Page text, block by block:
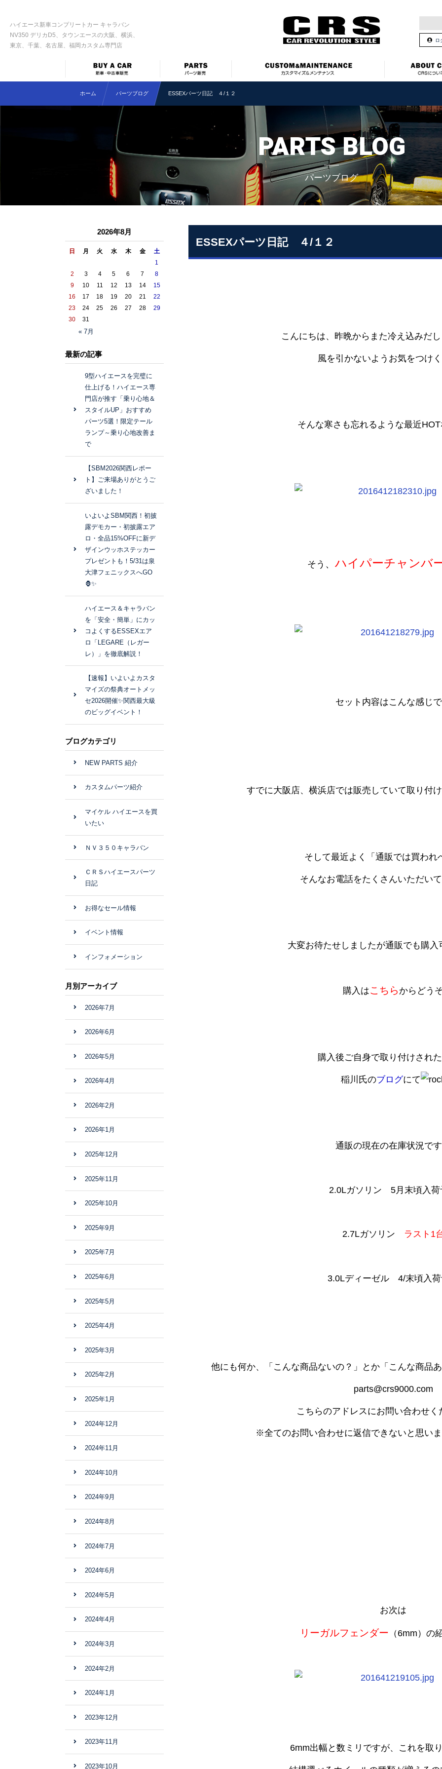
ハイエース新車コンプリートカー キャラバン
NV350 デリカD5、タウンエースの大阪、横浜、
東京、千葉、名古屋、福岡カスタム専門店
ロ
ホーム パーツブログ ESSEXパーツ日記 ４/１２
PARTS BLOG
パーツブログ
ESSEXパーツ日記 ４/１２
こんにちは、昨晩からまた冷え込みだ
風を引かないようお気をつけ
そんな寒さも忘れるような最近
そう 、 ハイパーチャンバ
セット内容はこんな感じ
すでに大阪店、横浜店では販売していて取り付
そして最近よく「通販では買われ
そんなお電話をたくさんいただい
大変お待たせしましたが通販でも購入
購入はこちらからどう
購入後ご自身で取り付けされ
稲川氏のブログにて
通販の現在の在庫状況で
2.0Lガソリン 5月末頃入荷
2.7Lガソリン ラスト1
3.0Lディーゼル 4/末頃入
他にも何か、「こんな商品ないの？」とか「こんな商品
parts@crs9000.com
こちらのアドレスにお問い合わせく
※全てのお問い合わせに返信できないと思い
お次は
リーガルフェンダー （6mm）の
6mm出幅と数ミリですが、これを取
2026年8月
日 月 火 水 木 金 土
« 7月
1
2
3 4 5 6 7
8
9
10 11 12 13 14
15
16
17 18 19 20 21
22
23
24 25 26 27 28
29
30
31
最新の記事
9型ハイエースを完璧に
仕上げる！ハイエース専
門店が推す「乗り心地＆
スタイルUP」おすすめ
パーツ5選！限定テール
ランプ～乗り心地改善ま
で
【SBM2026関西レポー
ト】ご来場ありがとうご
ざいました！
いよいよSBM関西！初披
露デモカー・初披露エア
ロ・全品15%OFFに新デ
ザインウッホステッカー
プレゼントも！5/31は泉
大津フェニックスへGO
🦍✨
ハイエース＆キャラバン
を「安全・簡単」にカッ
コよくするESSEXエア
ロ「LEGARE（レガー
レ）」を徹底解説！
【速報】いよいよカスタ
マイズの祭典オートメッ
セ2026開催✨関西最大級
のビッグイベント！
ブログカテゴリ
NEW PARTS 紹介
カスタムパーツ紹介
マイケル ハイエースを買
いたい
ＮＶ３５０キャラバン
ＣＲＳハイエースパーツ
日記
お得なセール情報
イベント情報
インフォメーション
月別アーカイブ
2026年7月
2026年6月
2026年5月
2026年4月
2026年2月
2026年1月
2025年12月
2025年11月
2025年10月
2025年9月
2025年7月
2025年6月
2025年5月
2025年4月
2025年3月
2025年2月
2025年1月
2024年12月
2024年11月
2024年10月
2024年9月
2024年8月
2024年7月
2024年6月
2024年5月
2024年4月
2024年3月
2024年2月
2024年1月
2023年12月
2023年11月
2023年10月